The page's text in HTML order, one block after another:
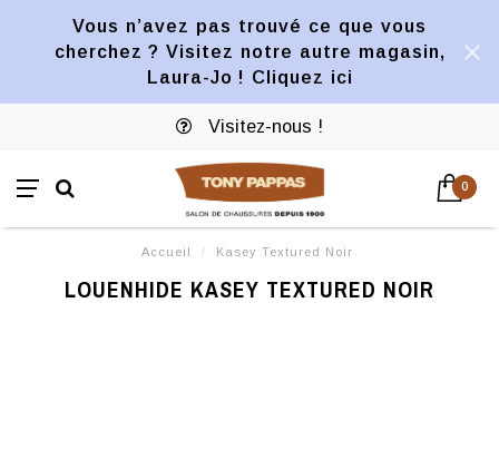
Vous n’avez pas trouvé ce que vous
cherchez ? Visitez notre autre magasin,
Laura-Jo ! Cliquez ici
Visitez-nous !
0
Accueil / Kasey Textured Noir
LOUENHIDE KASEY TEXTURED NOIR